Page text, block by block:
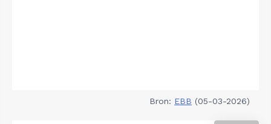
Bron: EBB (05-03-2026)